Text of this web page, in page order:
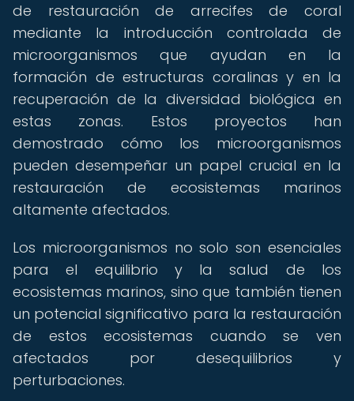
de restauración de arrecifes de coral
mediante la introducción controlada de
microorganismos que ayudan en la
formación de estructuras coralinas y en la
recuperación de la diversidad biológica en
estas zonas. Estos proyectos han
demostrado cómo los microorganismos
pueden desempeñar un papel crucial en la
restauración de ecosistemas marinos
altamente afectados.
Los microorganismos no solo son esenciales
para el equilibrio y la salud de los
ecosistemas marinos, sino que también tienen
un potencial significativo para la restauración
de estos ecosistemas cuando se ven
afectados por desequilibrios y
perturbaciones.